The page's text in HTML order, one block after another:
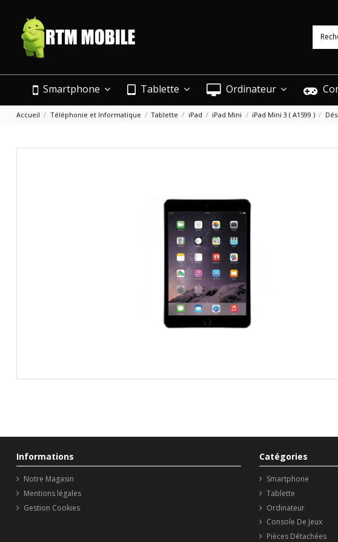
Smartphone Tablette Ordinateur
Accueil Téléphonie et Informatique Tablette iPad iPad Mini iPad Mini 3 ( A1599 )
Informations
Notre Magasin
Mentions légales
Gestion Cookies
Catégories
Smartphone
Tablette
Ordinateur
Console De Jeux
Pièces Détachées